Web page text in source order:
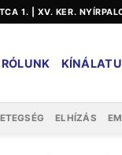
1. | XV. KER.
RÓLUNK
ELHÍZÁS